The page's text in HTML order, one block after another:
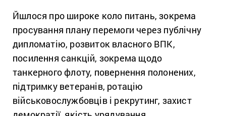
Йшлося про широке коло питань, зокрема
просування плану перемоги через публічну
дипломатію, розвиток власного ВПК,
посилення санкцій, зокрема щодо
танкерного флоту, повернення полонених,
підтримку ветеранів, ротацію
військовослужбовців і рекрутинг, захист